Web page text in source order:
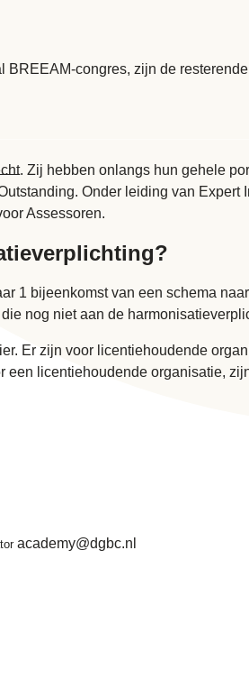
congres, zijn de
. Zij hebben onlangs hun gehele
Onder leiding van
Assessoren.
1 bijeenkomst van een schema
nog niet aan de
Er zijn voor licentiehoudende
licentiehoudende organisatie,
academy@dgbc.nl